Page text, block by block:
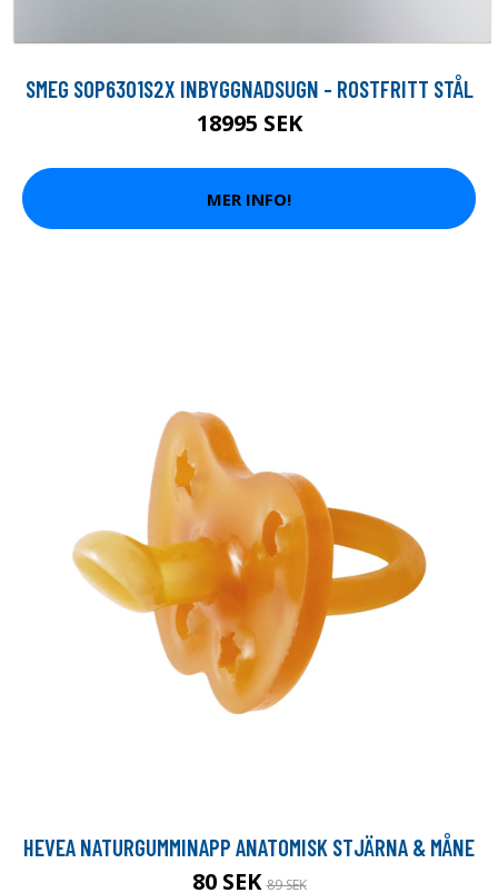
SMEG SOP6301S2X INBYGGNADSUGN - ROSTFRITT STÅL
18995 SEK
MER INFO!
HEVEA NATURGUMMINAPP ANATOMISK STJÄRNA & MÅNE
80 SEK89 SEK